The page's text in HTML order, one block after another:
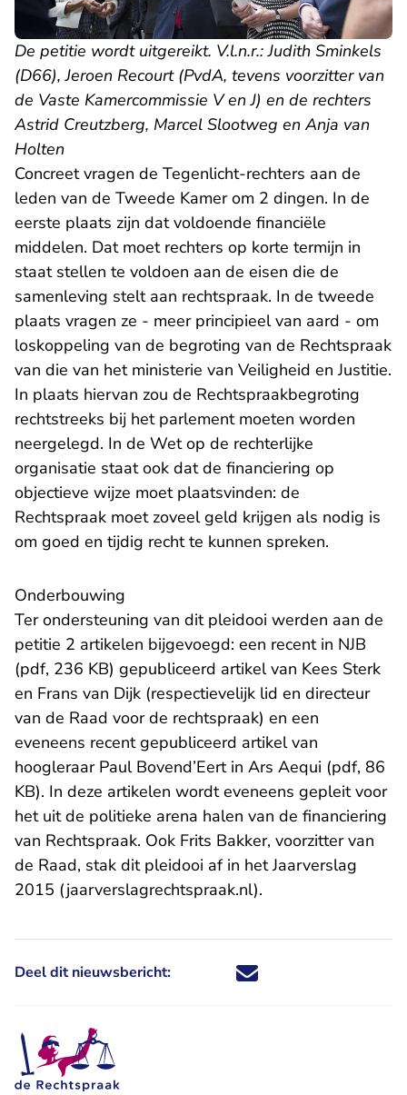
De petitie wordt uitgereikt. V.l.n.r.: Judith Sminkels
(D66), Jeroen Recourt (PvdA, tevens voorzitter van
de Vaste Kamercommissie V en J) en de rechters
Astrid Creutzberg, Marcel Slootweg en Anja van
Holten
Concreet vragen de Tegenlicht-rechters aan de
leden van de Tweede Kamer om 2 dingen. In de
eerste plaats zijn dat voldoende financiële
middelen. Dat moet rechters op korte termijn in
staat stellen te voldoen aan de eisen die de
samenleving stelt aan rechtspraak. In de tweede
plaats vragen ze - meer principieel van aard - om
loskoppeling van de begroting van de Rechtspraak
van die van het ministerie van Veiligheid en Justitie.
In plaats hiervan zou de Rechtspraakbegroting
rechtstreeks bij het parlement moeten worden
neergelegd. In de Wet op de rechterlijke
organisatie staat ook dat de financiering op
objectieve wijze moet plaatsvinden: de
Rechtspraak moet zoveel geld krijgen als nodig is
om goed en tijdig recht te kunnen spreken.
Onderbouwing
Ter ondersteuning van dit pleidooi werden aan de
petitie 2 artikelen bijgevoegd: een recent in NJB
(pdf, 236 KB) gepubliceerd artikel van Kees Sterk
en Frans van Dijk (respectievelijk lid en directeur
van de Raad voor de rechtspraak) en een
eveneens recent gepubliceerd artikel van
hoogleraar Paul Bovend’Eert in Ars Aequi (pdf, 86
KB). In deze artikelen wordt eveneens gepleit voor
het uit de politieke arena halen van de financiering
van Rechtspraak. Ook Frits Bakker, voorzitter van
de Raad, stak dit pleidooi af in hetJaarverslag
2015 (jaarverslagrechtspraak.nl)- U verlaat
.
Deel dit nieuwsbericht: Deel dit nieuwsbericht via X -
Deel dit nieuwsbericht via
Deel dit nieuwsbericht
Deel dit